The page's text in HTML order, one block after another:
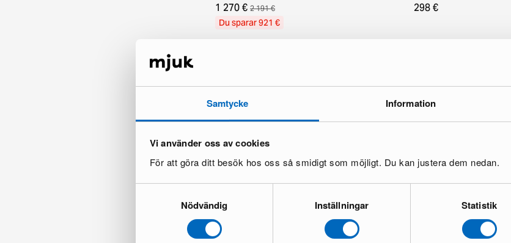
Samtycke Information
Vi använder oss av cookies
För att göra ditt besök hos oss så smidigt som möjligt. Du kan justera dem nedan.
Nödvändig Inställningar Statistik
1 270 € 2 191 €
Du sparar 921 €
298 €
Lammhults Cinema 2-sits soffa
1 i lager ·
999 €
Salvador 2-sits soffa black